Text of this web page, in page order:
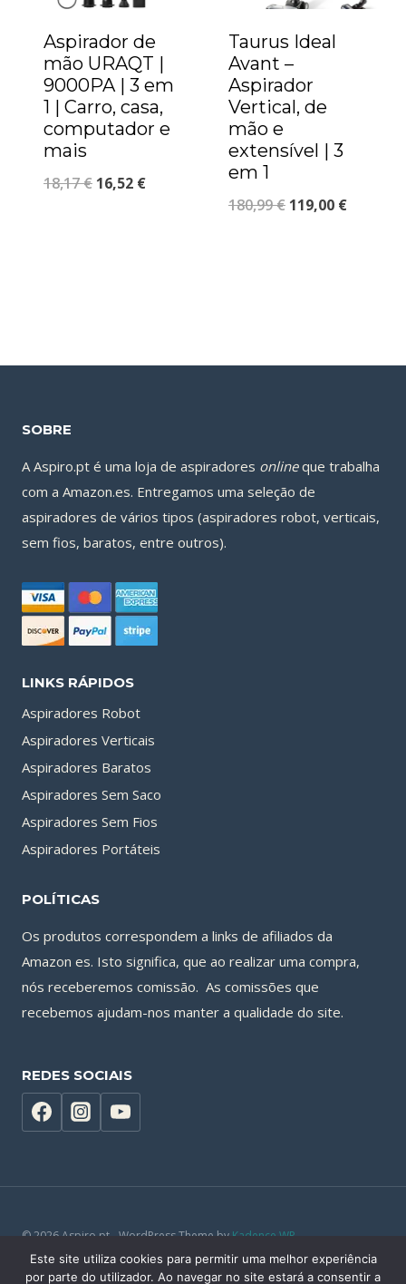
Aspirador de
mão URAQT |
9000PA | 3 em
1 | Carro, casa,
computador e
mais
18,17€ 16,52 €
Taurus Ideal
Avant –
Aspirador
Vertical, de
mão e
extensível | 3
em 1
180,99€ 119,00 €
SOBRE
A Aspiro.pt é uma loja de aspiradores onlineque trabalha
com a Amazon.es. Entregamos uma seleção de
aspiradores de vários tipos (aspiradores robot, verticais,
sem fios, baratos, entre outros).
LINKS RÁPIDOS
Aspiradores Robot
Aspiradores Verticais
Aspiradores Baratos
Aspiradores Sem Saco
Aspiradores Sem Fios
Aspiradores Portáteis
POLÍTICAS
Os produtos correspondem a links de afiliados da
Amazon es. Isto significa, que ao realizar uma compra,
nós receberemos comissão. As comissões que
recebemos ajudam-nos manter a qualidade do site.
REDES SOCIAIS
© 2026 Aspiro.pt - WordPress Theme byKadence WP
Política de Privacidade|Política de Cookies|Termos e Serviços|
Este site utiliza cookies para permitir uma melhor experiência
por parte do utilizador. Ao navegar no site estará a consentir a